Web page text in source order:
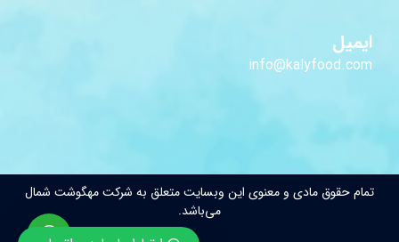
ایمیل
info@kalyfood.com
تمام حقوق مادی و معنوی این وبسایت متعلق به شرکت مهگوشت شمال
می‌باشد.